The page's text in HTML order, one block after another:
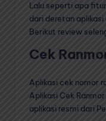
Lalu seperti apa
dari deretan
Berikut review
Cek
Aplikasi cek nomor
Aplikasi Cek
aplikasi resmi dari